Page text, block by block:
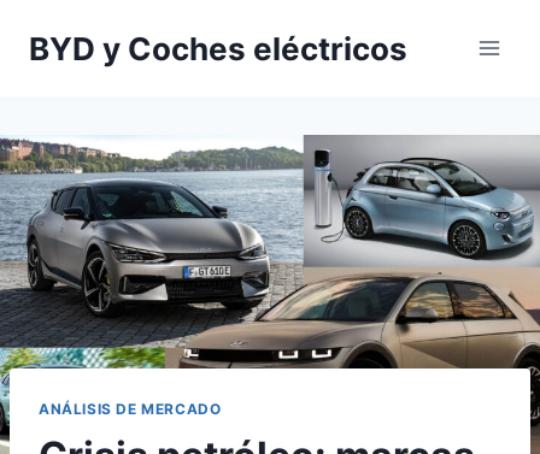
BYD y Coches eléctricos
ANÁLISIS DE MERCADO